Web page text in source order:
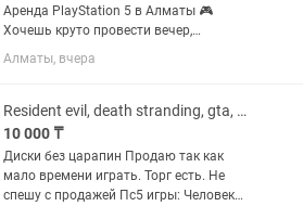
Аренда PlayStation 5 в Алматы 🎮
Хочешь круто провести вечер,
устроить игровой марафон или
порадовать друзей на мероприятии?
удобно и с большим выбором игр!...
Алматы, вчера
Resident evil, death stranding, gta, uncharted, одни из нас, naruto, паук
10 000 ₸
Диски без царапин Продаю так как
мало времени играть. Торг есть. Не
спешу с продажей Пс5 игры: Человек